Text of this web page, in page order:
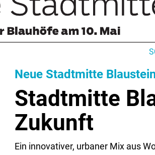
Neue Stadtmitte
Stadtmitte
Zukunft
Ein innovativer, urbaner Mix aus